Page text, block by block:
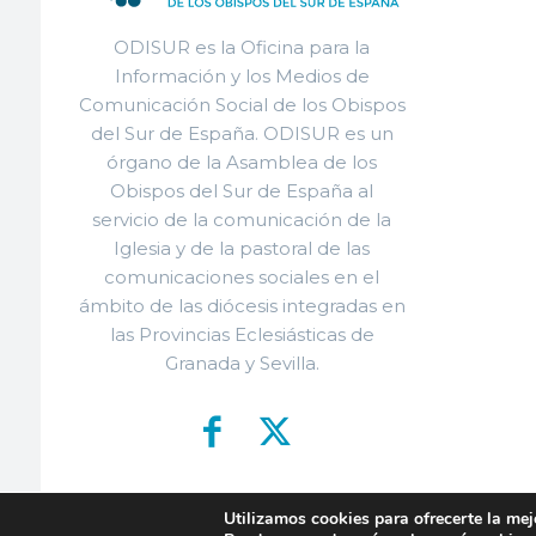
ODISUR es la Oficina para la
Información y los Medios de
Comunicación Social de los Obispos
del Sur de España. ODISUR es un
órgano de la Asamblea de los
Obispos del Sur de España al
servicio de la comunicación de la
Iglesia y de la pastoral de las
comunicaciones sociales en el
ámbito de las diócesis integradas en
las Provincias Eclesiásticas de
Granada y Sevilla.
©
Utilizamos cookies para ofrecerte la